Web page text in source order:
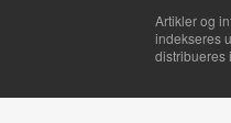
Artikler og
indekseres
distribueres